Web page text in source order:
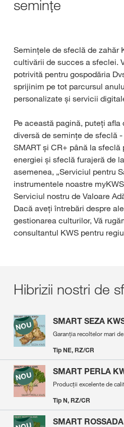
semințe
Semințele de sfeclă de zahăr
cultivării de succes a sfeclei.
potrivită pentru gospodăria
sprijinim pe tot parcursul
personalizate și servicii
Pe această pagină, puteți
diversă de semințe de sfeclă
SMART și CR+ până la sfeclă
energiei și sfeclă furajeră de
asemenea, „Serviciul pentru
instrumentele noastre
Serviciul nostru de Valoare
Dacă aveți întrebări despre
gestionarea culturilor, Vă
consultantul KWS pentru
Hibrizii nostri de
SMART SEZA
Garanția recoltelor mari
Tip NE, RZ/CR
SMART PERLA
Producții excelente de
Tip N, RZ/CR
SMART